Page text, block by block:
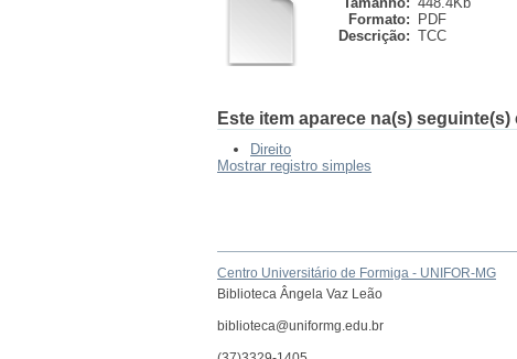
Formato:
PDF
Descrição: TCC
Este item aparece na(s) seguinte(s)
Direito
Mostrar registro simples
Centro Universitário de Formiga - UNIFOR-MG
Biblioteca Ângela Vaz Leão
biblioteca@uniformg.edu.br